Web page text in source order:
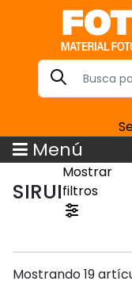
Menú
SIRUI
Mostrar
filtros
Mostrando 19